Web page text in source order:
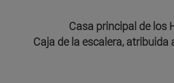
Casa principal de los
Caja de la escalera, atribuida